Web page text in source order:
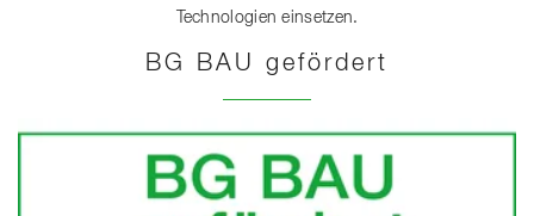
Technologien einsetzen.
BG BAU gefördert